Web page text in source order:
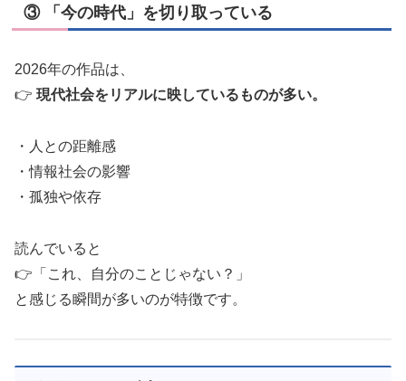
③ 「今の時代」を切り取っている
2026年の作品は、
👉 現代社会をリアルに映しているものが多い。
・人との距離感
・情報社会の影響
・孤独や依存
読んでいると
👉「これ、自分のことじゃない？」
と感じる瞬間が多いのが特徴です。